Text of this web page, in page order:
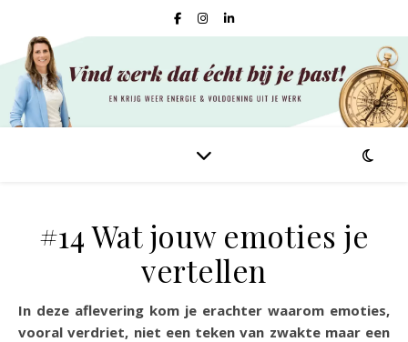
#14 Wat jouw emoties je
vertellen
In deze aflevering kom je erachter waarom emoties,
vooral verdriet, niet een teken van zwakte maar een